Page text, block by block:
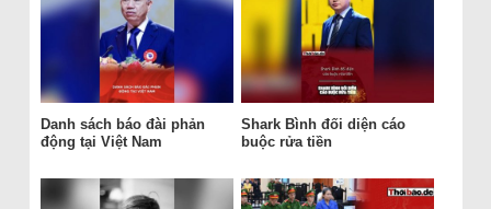
Danh sách báo đài phản
động tại Việt Nam
Shark Bình đối diện cáo
buộc rửa tiền